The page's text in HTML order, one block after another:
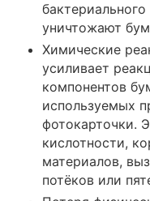
уничтожают
Химические
усиливает
компонентов
используемых
фотокарточки.
кислотности,
материалов,
потёков или